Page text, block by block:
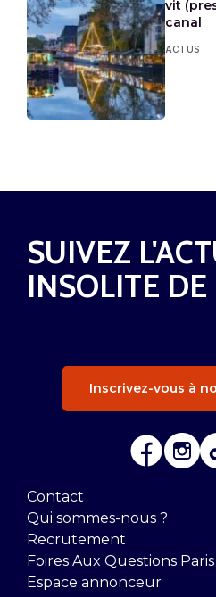
vit
canal
ACTUS
SUIVEZ
INSOLITE DE
Inscrivez-vous à
Contact
Qui sommes-nous ?
Recrutement
Foires Aux Questions
Espace annonceur